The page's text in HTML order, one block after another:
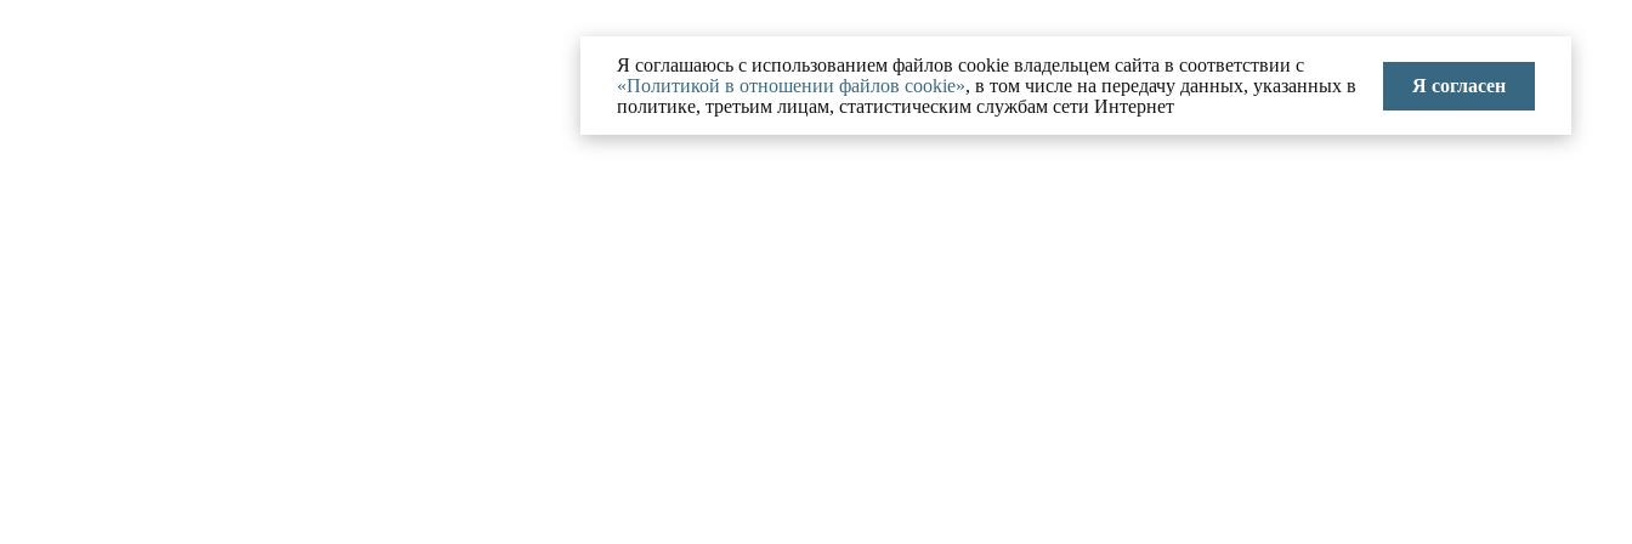
Я соглашаюсь с использованием файлов cookie владельцем сайта в соответствии с
«Политикой в отношении файлов cookie», в том числе на передачу данных, указанных в
политике, третьим лицам, статистическим службам сети Интернет
Я согласен